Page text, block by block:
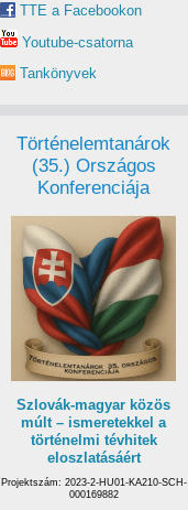
TTE a Facebookon
Youtube-csatorna
Tankönyvek
Történelemtanárok
(35.) Országos
Konferenciája
Szlovák-magyar közös
múlt – ismeretekkel a
történelmi tévhitek
eloszlatásáért
Projektszám: 2023-2-HU01-KA210-SCH-
000169882